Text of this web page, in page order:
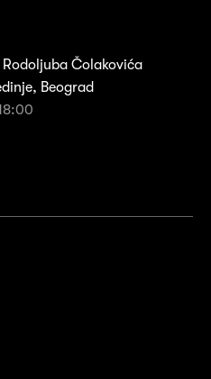
Čolakovića
Beograd